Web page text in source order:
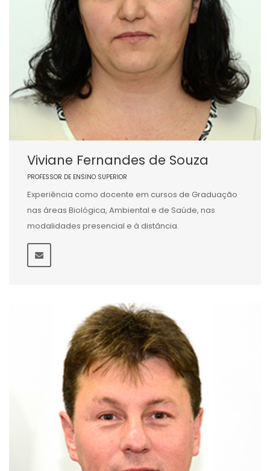
Viviane Fernandes de Souza
PROFESSOR DE ENSINO SUPERIOR
Experiência como docente em cursos de Graduação
nas áreas Biológica, Ambiental e de Saúde, nas
modalidades presencial e à distância.